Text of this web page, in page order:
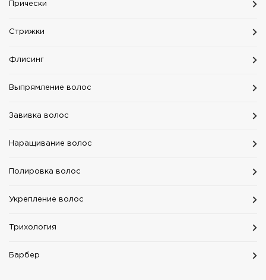
Прически
Стрижки
Флисинг
Выпрямление волос
Завивка волос
Наращивание волос
Полировка волос
Укрепление волос
Трихология
Барбер